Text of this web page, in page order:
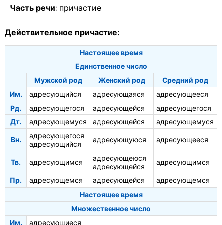
Часть речи: причастие
Действительное причастие:
Настоящее время
Единственное число
Мужской род
Женский род
Средний род
Им.
адресующийся адресующаяся
адресующееся
Рд.
адресующегося адресующейся
адресующегося
Дт.
адресующемуся адресующейся адресующемуся
Вн.
адресующегося
адресующийся
адресующуюся адресующееся
Тв. адресующимся
адресующеюся
адресующейся
адресующимся
Пр. адресующемся адресующейся
адресующемся
Настоящее время
Множественное число
Им.
адресующиеся